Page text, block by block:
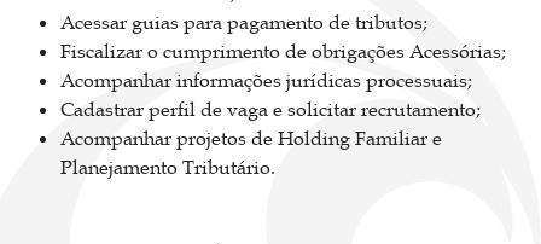
Acessar guias para pagamento de tributos;
Fiscalizar o cumprimento de obrigações Acessórias;
Acompanhar informações jurídicas processuais;
Cadastrar perfil de vaga e solicitar recrutamento;
Acompanhar projetos de Holding Familiar e
Planejamento Tributário.